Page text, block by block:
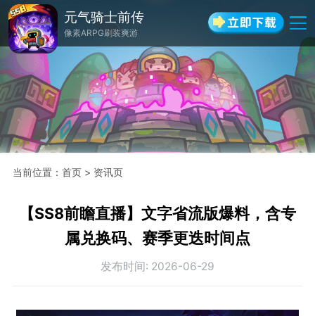
元气骑士前传
像素ARPG刷装爽游
当前位置 ： 首页> 资讯页
【SS8前瞻直播】文字省流版爆料，含专
属兑换码、赛季更迭时间点
发布时间: 2026-06-29